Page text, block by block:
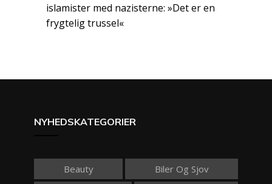
islamister med nazisterne: »Det er en
frygtelig trussel«
NYHEDSKATEGORIER
Beauty
Biler Og Sjov